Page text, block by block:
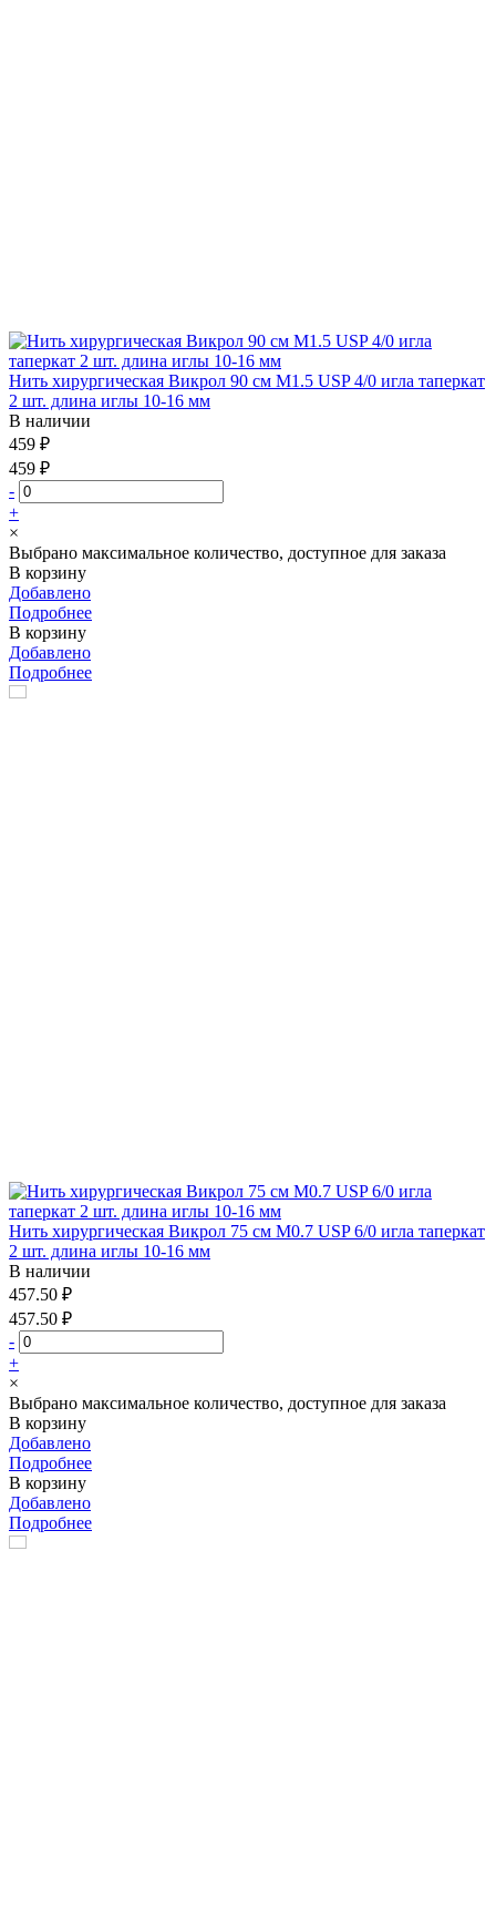
Нить хирургическая Викрол 90 см М1.5 USP 4/0 игла таперкат
2 шт. длина иглы 10-16 мм
В наличии
459 ₽
459 ₽
-
+
×
Выбрано максимальное количество, доступное для заказа
В корзину
Добавлено
Подробнее
В корзину
Добавлено
Подробнее
Нить хирургическая Викрол 75 см М0.7 USP 6/0 игла таперкат
2 шт. длина иглы 10-16 мм
В наличии
457.50 ₽
457.50 ₽
-
+
×
Выбрано максимальное количество, доступное для заказа
В корзину
Добавлено
Подробнее
В корзину
Добавлено
Подробнее